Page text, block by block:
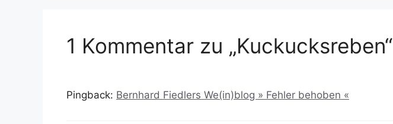
1 Kommentar zu „Kuckucksreben“
Pingback: Bernhard Fiedlers We(in)blog » Fehler behoben «